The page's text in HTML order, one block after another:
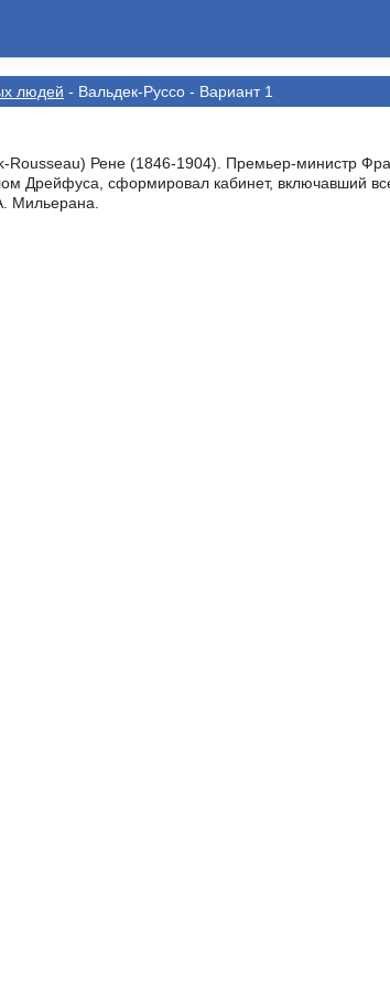
людей - Вальдек-Руссо - Вариант 1
Rousseau) Рене (1846-1904). Премьер-министр
Дрейфуса, сформировал кабинет, включавший
Мильерана.